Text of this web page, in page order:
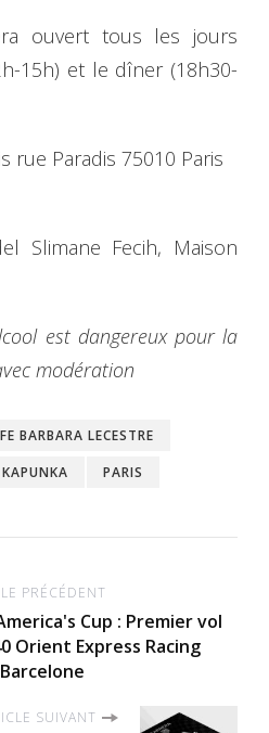
ouvert tous les jours
15h) et le dîner (18h30-
rue Paradis 75010 Paris
Slimane Fecih, Maison
est dangereux pour la
modération
BARBARA LECESTRE
PARIS
PRÉCÉDENT
Cup : Premier vol
Orient Express Racing
SUIVANT